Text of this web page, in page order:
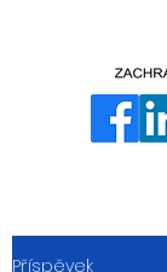
Příspěvek